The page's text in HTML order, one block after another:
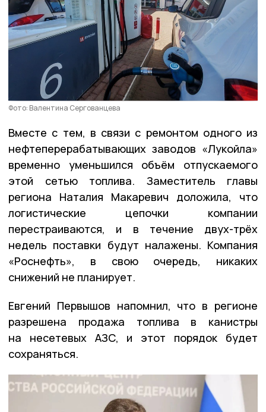
Фото: Валентина Сергованцева
Вместе с тем, в связи с ремонтом одного из
нефтеперерабатывающих заводов «Лукойла»
временно уменьшился объём отпускаемого
этой сетью топлива. Заместитель главы
региона Наталия Макаревич доложила, что
логистические цепочки компании
перестраиваются, и в течение двух-трёх
недель поставки будут налажены. Компания
«Роснефть», в свою очередь, никаких
снижений не планирует.
Евгений Первышов напомнил, что в регионе
разрешена продажа топлива в канистры
на несетевых АЗС, и этот порядок будет
сохраняться.